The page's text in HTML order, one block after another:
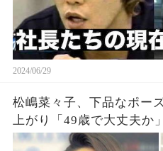
2024/06/29
松嶋菜々子、下品なポー
上がり「49歳で大丈夫か